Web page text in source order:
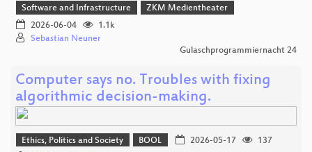
Software and Infrastructure
ZKM Medientheater
2026-06-04
1.1k
Sebastian Neuner
Gulaschprogrammiernacht 24
Computer says no. Troubles with fixing
algorithmic decision-making.
Ethics, Politics and Society BOOL 2026-05-17
137